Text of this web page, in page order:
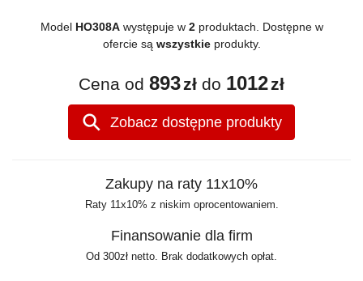
Model HO308Awystępuje w 2produktach. Dostępne w
ofercie są wszystkieprodukty.
Cena od 893zł do 1012zł
Zobacz dostępne produkty
Zakupy na raty 11x10%
Raty 11x10% z niskim oprocentowaniem.
Finansowanie dla firm
Od 300zł netto. Brak dodatkowych opłat.